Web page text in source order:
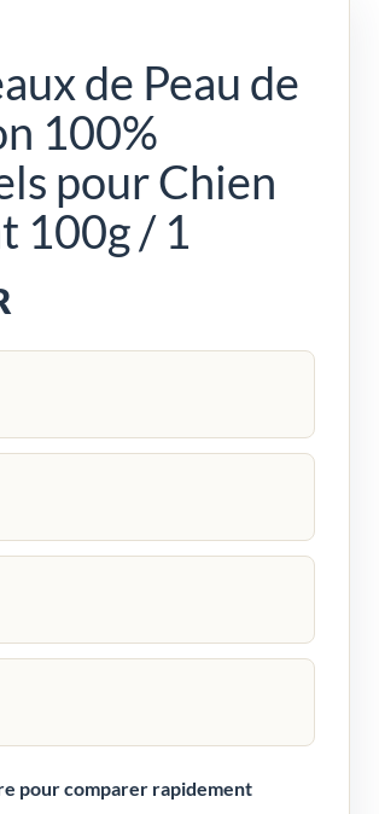
de Peau de
100%
pour Chien
100g / 1
pour comparer rapidement